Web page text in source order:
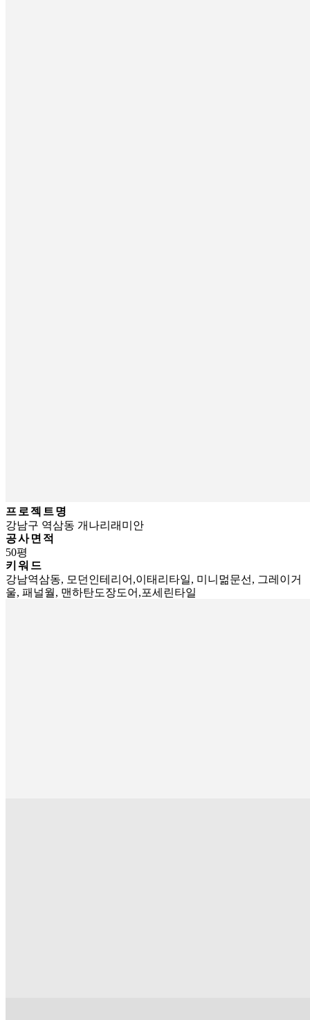
프로젝트명
강남구 역삼동 개나리래미안
공사면적
50평
키워드
강남역삼동, 모던인테리어,이태리타일, 미니멂문선, 그레이거
울, 패널월, 맨하탄도장도어,포세린타일